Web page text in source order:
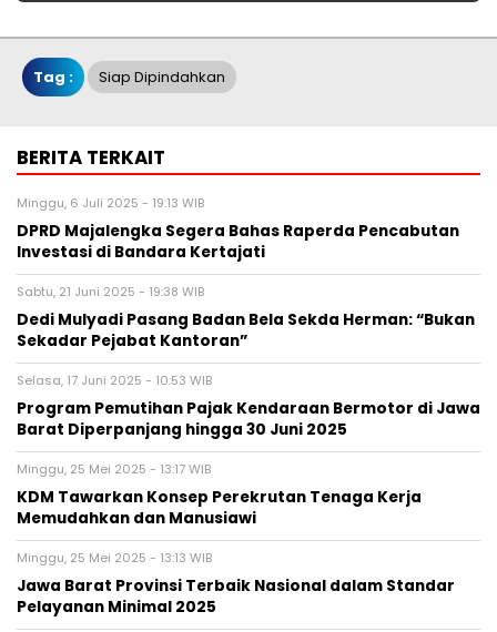
Tag : Siap Dipindahkan
BERITA TERKAIT
Minggu, 6 Juli 2025 - 19:13 WIB
DPRD Majalengka Segera Bahas Raperda Pencabutan
Investasi di Bandara Kertajati
Sabtu, 21 Juni 2025 - 19:38 WIB
Dedi Mulyadi Pasang Badan Bela Sekda Herman: “Bukan
Sekadar Pejabat Kantoran”
Selasa, 17 Juni 2025 - 10:53 WIB
Program Pemutihan Pajak Kendaraan Bermotor di Jawa
Barat Diperpanjang hingga 30 Juni 2025
Minggu, 25 Mei 2025 - 13:17 WIB
KDM Tawarkan Konsep Perekrutan Tenaga Kerja
Memudahkan dan Manusiawi
Minggu, 25 Mei 2025 - 13:13 WIB
Jawa Barat Provinsi Terbaik Nasional dalam Standar
Pelayanan Minimal 2025